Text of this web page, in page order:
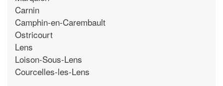
Carnin
Camphin-en-Carembault
Ostricourt
Lens
Loison-Sous-Lens
Courcelles-les-Lens